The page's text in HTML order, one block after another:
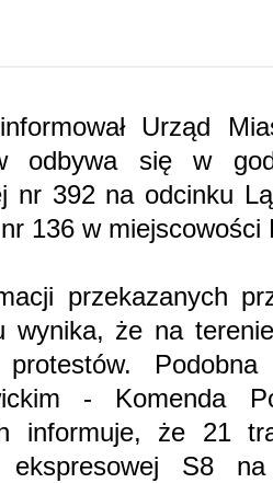
Urząd
odbywa się w
nr 392 na odcinku
136 w
przekazanych
wynika, że na
protestów.
- Komenda
informuje, że 21
ekspresowej S8